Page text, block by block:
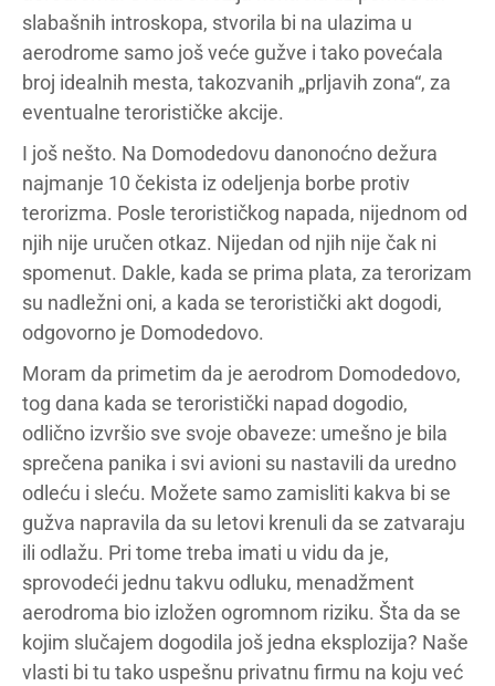
slabašnih introskopa, stvorila bi na ulazima u
aerodrome samo još veće gužve i tako povećala
broj idealnih mesta, takozvanih „prljavih zona“, za
eventualne terorističke akcije.
I još nešto. Na Domodedovu danonoćno dežura
najmanje 10 čekista iz odeljenja borbe protiv
terorizma. Posle terorističkog napada, nijednom od
njih nije uručen otkaz. Nijedan od njih nije čak ni
spomenut. Dakle, kada se prima plata, za terorizam
su nadležni oni, a kada se teroristički akt dogodi,
odgovorno je Domodedovo.
Moram da primetim da je aerodrom Domodedovo,
tog dana kada se teroristički napad dogodio,
odlično izvršio sve svoje obaveze: umešno je bila
sprečena panika i svi avioni su nastavili da uredno
odleću i sleću. Možete samo zamisliti kakva bi se
gužva napravila da su letovi krenuli da se zatvaraju
ili odlažu. Pri tome treba imati u vidu da je,
sprovodeći jednu takvu odluku, menadžment
aerodroma bio izložen ogromnom riziku. Šta da se
kojim slučajem dogodila još jedna eksplozija? Naše
vlasti bi tu tako uspešnu privatnu firmu na koju već